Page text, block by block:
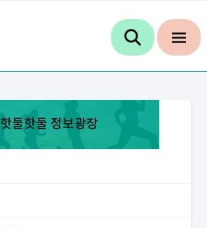
핫둘핫둘 정보광장